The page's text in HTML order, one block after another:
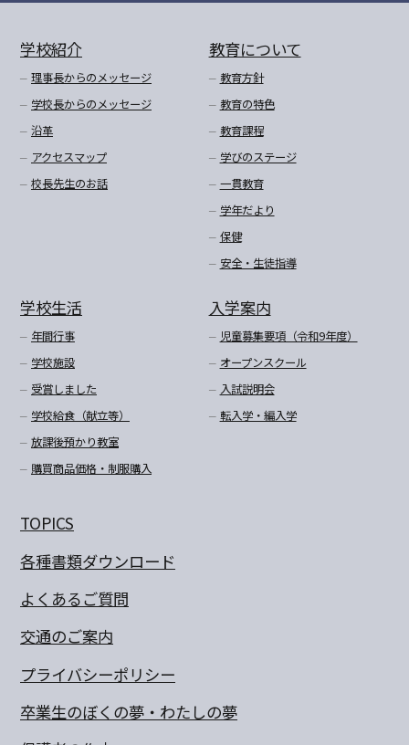
学校紹介
理事長からのメッセージ
学校長からのメッセージ
沿革
アクセスマップ
校長先生のお話
教育について
教育方針
教育の特色
教育課程
学びのステージ
一貫教育
学年だより
保健
安全・生徒指導
学校生活
年間行事
学校施設
受賞しました
学校給食（献立等）
放課後預かり教室
購買商品価格・制服購入
入学案内
児童募集要項（令和9年度）
オープンスクール
入試説明会
転入学・編入学
TOPICS
各種書類ダウンロード
よくあるご質問
交通のご案内
プライバシーポリシー
卒業生のぼくの夢・わたしの夢